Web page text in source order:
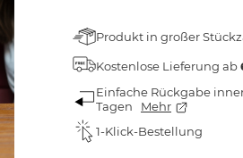
Produkt in großer
Kostenlose Lieferung ab
Einfache Rückgabe
Tagen
Mehr
1-Klick-Bestellung